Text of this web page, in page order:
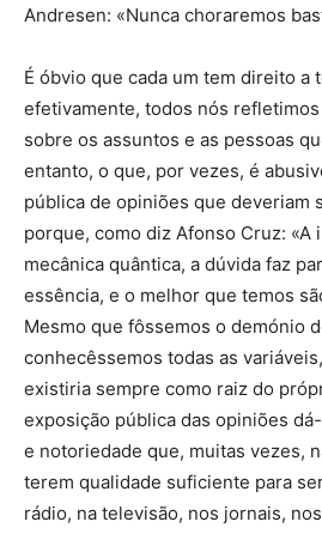
Andresen: «Nunca choraremos
É óbvio que cada um tem direito a
efetivamente, todos nós
sobre os assuntos e as pessoas
entanto, o que, por vezes, é
pública de opiniões que deveriam
porque, como diz Afonso Cruz: «A
mecânica quântica, a dúvida faz
essência, e o melhor que temos
Mesmo que fôssemos o demónio
conhecêssemos todas as
existiria sempre como raiz do
exposição pública das opiniões
e notoriedade que, muitas vezes,
terem qualidade suficiente para
rádio, na televisão, nos jornais,